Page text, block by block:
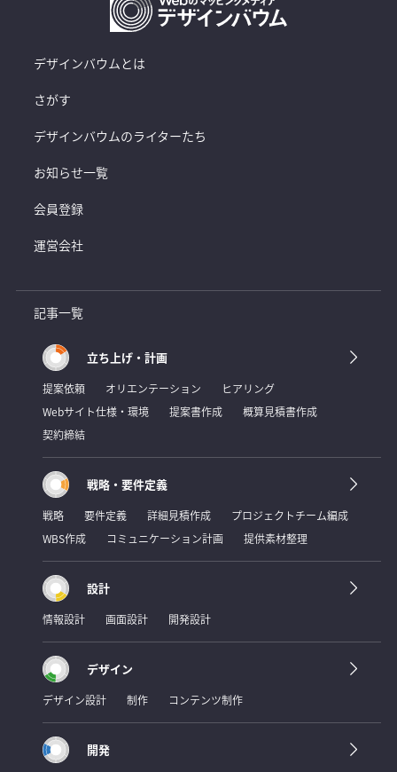
デザインバウムとは
さがす
デザインバウムのライターたち
お知らせ一覧
会員登録
運営会社
記事一覧
立ち上げ・計画
提案依頼 オリエンテーション
ヒアリング
Webサイト仕様・環境
提案書作成
概算見積書作成
契約締結
戦略・要件定義
戦略 要件定義 詳細見積作成
プロジェクトチーム編成
WBS作成
コミュニケーション計画 提供素材整理
設計
情報設計 画面設計 開発設計
デザイン
デザイン設計 制作 コンテンツ制作
開発